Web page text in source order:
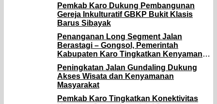
Pemkab Karo Dukung Pembangunan
Gereja Inkulturatif GBKP Bukit Klasis
Barus Sibayak
Penanganan Long Segment Jalan
Berastagi – Gongsol, Pemerintah
Kabupaten Karo Tingkatkan Kenyamanan
Akses Wisata, Pertanian dan
Perekonomian
Peningkatan Jalan Gundaling Dukung
Akses Wisata dan Kenyamanan
Masyarakat
Pemkab Karo Tingkatkan Konektivitas